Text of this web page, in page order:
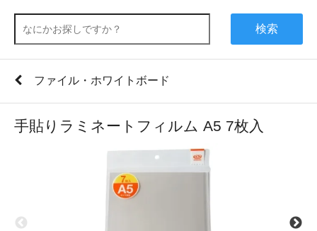
検索
ファイル・ホワイトボード
手貼りラミネートフィルム A5 7枚入